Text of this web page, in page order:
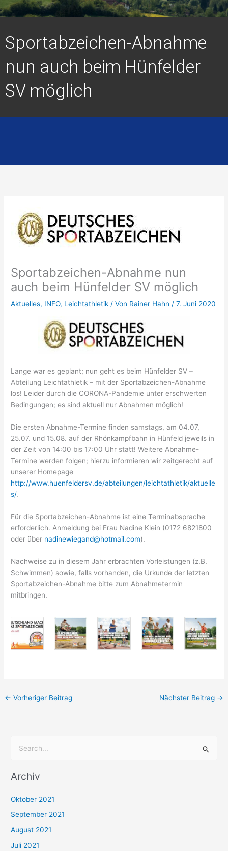
Sportabzeichen-Abnahme
nun auch beim Hünfelder
SV möglich
Sportabzeichen-Abnahme nun
auch beim Hünfelder SV möglich
Aktuelles, INFO, Leichtathletik / Von Rainer Hahn /7. Juni 2020
Lange war es geplant; nun geht es beim Hünfelder SV –
Abteilung Leichtathletik – mit der Sportabzeichen-Abnahme
los! Leider durch die CORONA-Pandemie unter erschwerten
Bedingungen; es sind aktuell nur Abnahmen möglich!
Die ersten Abnahme-Termine finden samstags, am 04.07,
25.07. und 15.08. auf der Rhönkampfbahn in Hünfeld jeweils in
der Zeit von 14:00 bis 17:00 Uhr statt! Weitere Abnahme-
Termine werden folgen; hierzu informieren wir zeitgerecht auf
unserer Homepage
http://www.huenfeldersv.de/abteilungen/leichtathletik/aktuelle
s/.
Für die Sportabzeichen-Abnahme ist eine Terminabsprache
erforderlich. Anmeldung bei Frau Nadine Klein (0172 6821800
oder über nadinewiegand@hotmail.com).
Nachweise zu in diesem Jahr erbrachten Vorleistungen (z.B.
Schwimmen) sowie, falls vorhanden, die Urkunde der letzten
Sportabzeichen-Abnahme bitte zum Abnahmetermin
mitbringen.
← Vorheriger Beitrag Nächster Beitrag →
c
n
n
a
Archiv
Oktober 2021
September 2021
August 2021
Juli 2021